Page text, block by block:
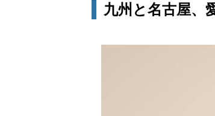
九州と名古屋、